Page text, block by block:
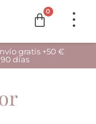
0
gratis +50 €
días